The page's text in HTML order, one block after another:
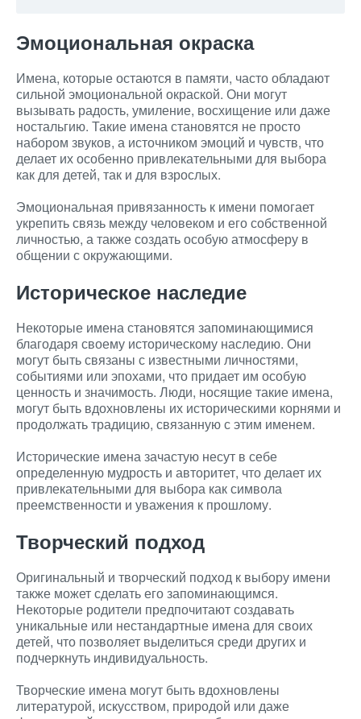
Эмоциональная окраска
Имена, которые остаются в памяти, часто обладают
сильной эмоциональной окраской. Они могут
вызывать радость, умиление, восхищение или даже
ностальгию. Такие имена становятся не просто
набором звуков, а источником эмоций и чувств, что
делает их особенно привлекательными для выбора
как для детей, так и для взрослых.
Эмоциональная привязанность к имени помогает
укрепить связь между человеком и его собственной
личностью, а также создать особую атмосферу в
общении с окружающими.
Историческое наследие
Некоторые имена становятся запоминающимися
благодаря своему историческому наследию. Они
могут быть связаны с известными личностями,
событиями или эпохами, что придает им особую
ценность и значимость. Люди, носящие такие имена,
могут быть вдохновлены их историческими корнями и
продолжать традицию, связанную с этим именем.
Исторические имена зачастую несут в себе
определенную мудрость и авторитет, что делает их
привлекательными для выбора как символа
преемственности и уважения к прошлому.
Творческий подход
Оригинальный и творческий подход к выбору имени
также может сделать его запоминающимся.
Некоторые родители предпочитают создавать
уникальные или нестандартные имена для своих
детей, что позволяет выделиться среди других и
подчеркнуть индивидуальность.
Творческие имена могут быть вдохновлены
литературой, искусством, природой или даже